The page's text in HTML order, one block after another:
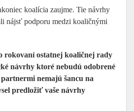
koalícia zaujme. Tie návrhy
nájsť podporu medzi koaličnými
rokovaní ostatnej koaličnej rady
návrhy ktoré nebudú odobrené
nemajú šancu na
predložiť vaše návrhy